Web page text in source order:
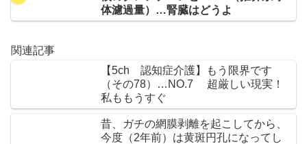
体濾過量）…腎臓はどうよ
関連記事
【5ch 認知症介護】もう限界です
（その78）…NO.7 超厳しい現実！
私ももうすぐ
昔、ガチの網膜剥離を起こしてから、
今度（2年前）は黄斑円孔になってし